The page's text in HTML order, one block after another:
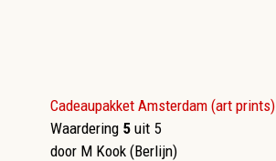
Cadeaupakket Amsterdam (art prints)
Waardering 5 uit 5
door M Kook (Berlijn)